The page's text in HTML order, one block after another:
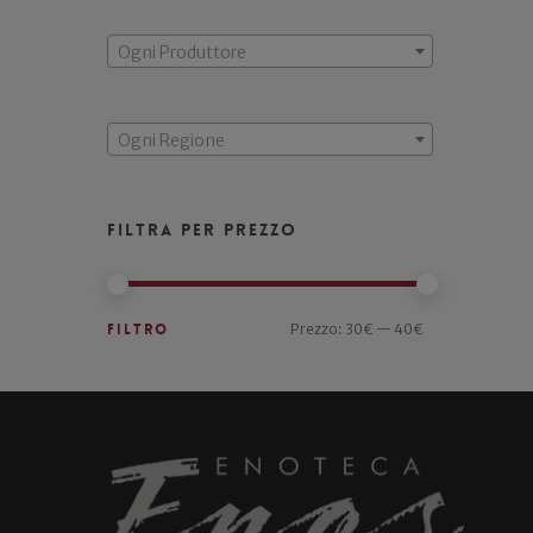
Ogni Produttore
Ogni Regione
Filtra per prezzo
Filtro Prezzo: 30€ — 40€